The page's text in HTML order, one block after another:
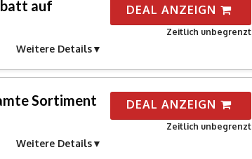
auf
Weitere Details
DEAL ANZEIGN
Zeitlich unbegrenzt
Sortiment
Weitere Details
DEAL ANZEIGN
Zeitlich unbegrenzt